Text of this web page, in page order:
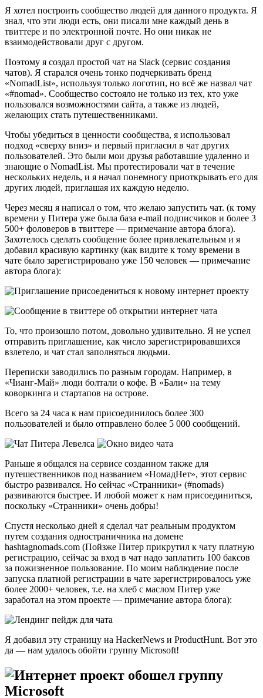
Я хотел построить сообщество людей для данного продукта. Я
знал, что эти люди есть, они писали мне каждый день в
твиттере и по электронной почте. Но они никак не
взаимодействовали друг с другом.
Поэтому я создал простой чат на Slack (сервис создания
чатов). Я старался очень тонко подчеркивать бренд
«NomadList», используя только логотип, но всё же назвал чат
«#nomad». Сообщество состояло не только из тех, кто уже
пользовался возможностями сайта, а также из людей,
желающих стать путешественниками.
Чтобы убедиться в ценности сообщества, я использовал
подход «сверху вниз» и первый пригласил в чат других
пользователей. Это были мои друзья работавшие удаленно и
знающие о NomadList. Мы протестировали чат в течение
нескольких недель, и я начал понемногу приоткрывать его для
других людей, приглашая их каждую неделю.
Через месяц я написал о том, что желаю запустить чат. (к тому
времени у Питера уже была база e-mail подписчиков и более 3
500+ фоловеров в твиттере — примечание автора блога).
Захотелось сделать сообщение более привлекательным и я
добавил красивую картинку (как видите к тому времени в
чате было зарегистрировано уже 150 человек — примечание
автора блога):
То, что произошло потом, довольно удивительно. Я не успел
отправить приглашение, как число зарегистрировавшихся
взлетело, и чат стал заполняться людьми.
Переписки заводились по разным городам. Например, в
«Чианг-Май» люди болтали о кофе. В «Бали» на тему
коворкинга и стартапов на острове.
Всего за 24 часа к нам присоединилось более 300
пользователей и было отправлено более 5 000 сообщений.
Раньше я общался на сервисе созданном также для
путешественников под названием «НомадНет», этот сервис
быстро развивался. Но сейчас «Странники» (#nomads)
развиваются быстрее. И любой может к нам присоединиться,
поскольку «Странники» очень добры!
Спустя несколько дней я сделал чат реальным продуктом
путем создания одностраничника на домене
hashtagnomads.com (Пойзже Питер прикрутил к чату платную
регистрацию, сейчас за вход в чат надо заплатить 100 баксов
за пожизненное пользование. По моим наблюдение после
запуска платной регистрации в чате зарегистрировалось уже
более 2000+ человек, т.е. на хлеб с маслом Питер уже
заработал на этом проекте — примечание автора блога):
Я добавил эту страницу на HackerNews и ProductHunt. Вот это
да — нам удалось обойти группу Microsoft!